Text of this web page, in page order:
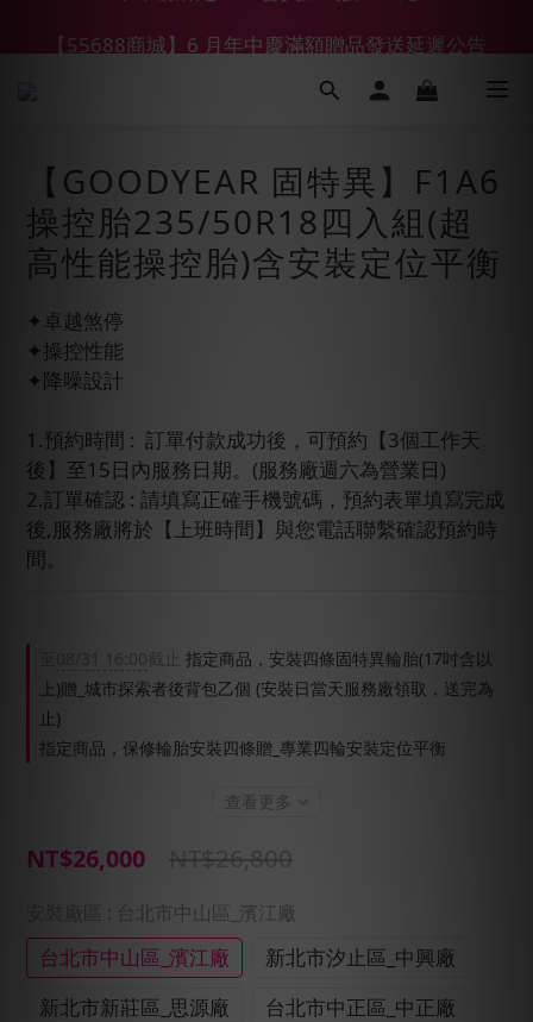
【鑽石熊/金熊新客首購限定】優惠搭車金
【GOODYEAR 固特異】F1A6
操控胎235/50R18四入組(超
高性能操控胎)含安裝定位平衡
✦卓越煞停
✦操控性能
✦降噪設計
1.預約時間 :  訂單付款成功後，可預約【3個工作天
後】至15日內服務日期。(服務廠週六為營業日)
2.訂單確認 : 請填寫正確手機號碼，預約表單填寫完成
後,服務廠將於【上班時間】與您電話聯繫確認預約時
間。
截止 指定商品，安裝四條固特異輪胎(17吋含以
上)贈_城市探索者後背包乙個 (安裝日當天服務廠領取，送完為
止)
指定商品，保修輪胎安裝四條贈_專業四輪安裝定位平衡
查看更多
NT$26,000 NT$26,800
: 台北市中山區_濱江廠
台北市中山區_濱江廠
新北市汐止區_中興廠
新北市新莊區_思源廠
台北市中正區_中正廠